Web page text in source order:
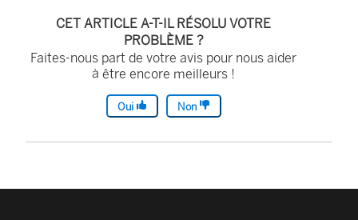
CET ARTICLE A-T-IL RÉSOLU VOTRE
PROBLÈME ?
Faites-nous part de votre avis pour nous aider
à être encore meilleurs !
Oui Non